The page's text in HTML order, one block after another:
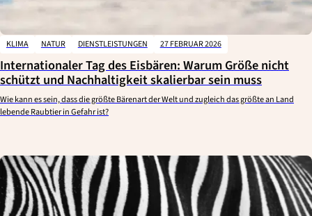
KLIMA NATUR DIENSTLEISTUNGEN 27 FEBRUAR 2026
Internationaler Tag des Eisbären: Warum Größe nicht
schützt und Nachhaltigkeit skalierbar sein muss
Wie kann es sein, dass die größte Bärenart der Welt und zugleich das größte an Land
lebende Raubtier in Gefahr ist?